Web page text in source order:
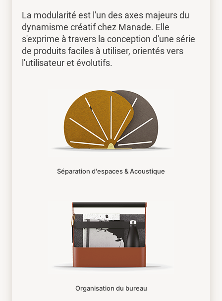
La modularité est l'un des axes majeurs du
dynamisme créatif chez Manade. Elle
s'exprime à travers la conception d'une série
de produits faciles à utiliser, orientés vers
l'utilisateur et évolutifs.
Séparation d'espaces & Acoustique
Organisation du bureau